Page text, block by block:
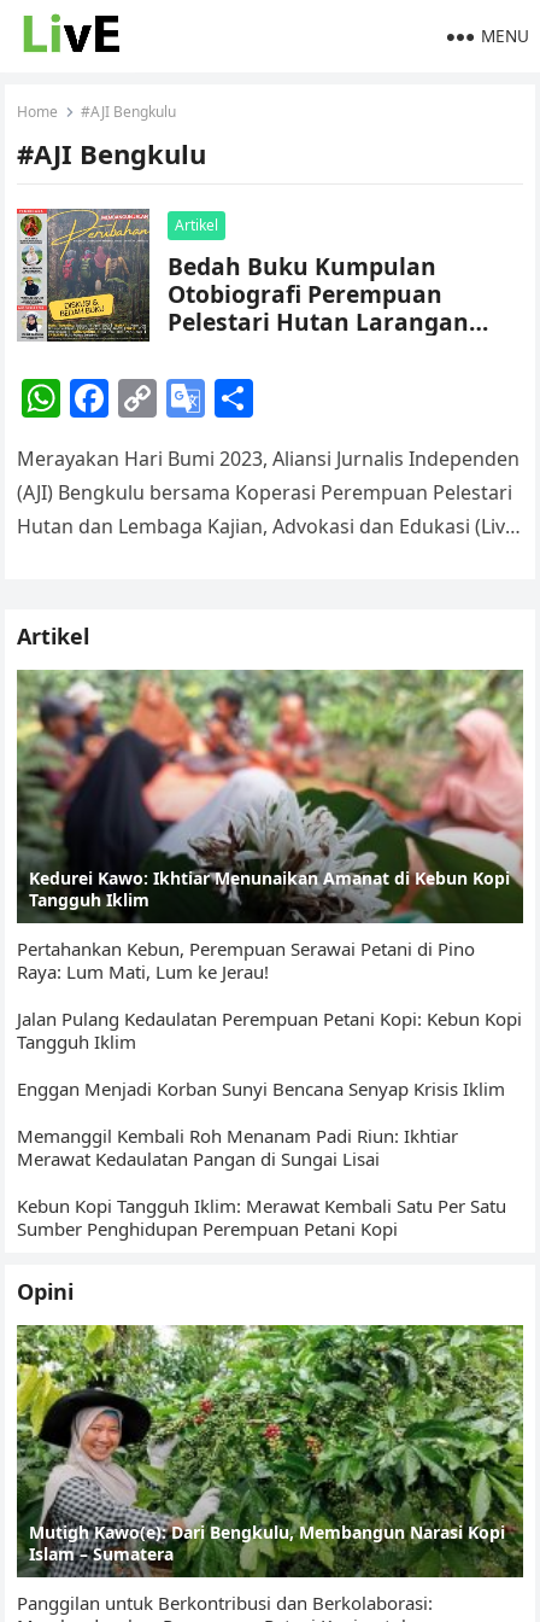
MENU
Home #AJI Bengkulu
#AJI Bengkulu
Artikel
Bedah Buku Kumpulan
Otobiografi Perempuan
Pelestari Hutan Larangan
W
at
s
p
F
c
e
k
C
p
y
Li
G
o
gl
n
sl
at
e
ar
e
Merayakan Hari Bumi 2023, Aliansi Jurnalis Independen
(AJI) Bengkulu bersama Koperasi Perempuan Pelestari
Hutan dan Lembaga Kajian, Advokasi dan Edukasi (LivE)
Artikel
Kedurei Kawo: Ikhtiar Menunaikan Amanat di Kebun Kopi
Tangguh Iklim
Pertahankan Kebun, Perempuan Serawai Petani di Pino
Raya: Lum Mati, Lum ke Jerau!
Jalan Pulang Kedaulatan Perempuan Petani Kopi: Kebun Kopi
Tangguh Iklim
Enggan Menjadi Korban Sunyi Bencana Senyap Krisis Iklim
Memanggil Kembali Roh Menanam Padi Riun: Ikhtiar
Merawat Kedaulatan Pangan di Sungai Lisai
Kebun Kopi Tangguh Iklim: Merawat Kembali Satu Per Satu
Sumber Penghidupan Perempuan Petani Kopi
Opini
Mutigh Kawo(e): Dari Bengkulu, Membangun Narasi Kopi
Islam – Sumatera
Panggilan untuk Berkontribusi dan Berkolaborasi: